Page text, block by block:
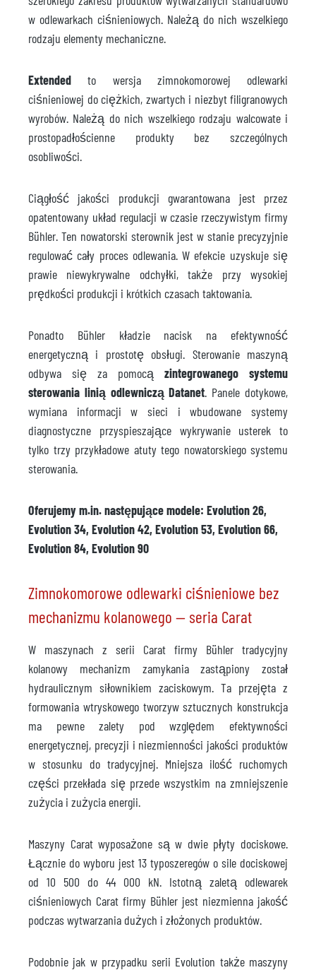
w odlewarkach ciśnieniowych. Należą do nich wszelkiego
rodzaju elementy mechaniczne.
Extended to wersja zimnokomorowej odlewarki
ciśnieniowej do ciężkich, zwartych i niezbyt filigranowych
wyrobów. Należą do nich wszelkiego rodzaju walcowate i
prostopadłościenne produkty bez szczególnych
osobliwości.
Ciągłość jakości produkcji gwarantowana jest przez
opatentowany układ regulacji w czasie rzeczywistym firmy
Bühler. Ten nowatorski sterownik jest w stanie precyzyjnie
regulować cały proces odlewania. W efekcie uzyskuje się
prawie niewykrywalne odchyłki, także przy wysokiej
prędkości produkcji i krótkich czasach taktowania.
Ponadto Bühler kładzie nacisk na efektywność
energetyczną i prostotę obsługi. Sterowanie maszyną
odbywa się za pomocą zintegrowanego systemu
sterowania linią odlewniczą Datanet. Panele dotykowe,
wymiana informacji w sieci i wbudowane systemy
diagnostyczne przyspieszające wykrywanie usterek to
tylko trzy przykładowe atuty tego nowatorskiego systemu
sterowania.
Oferujemy m.in. następujące modele: Evolution 26,
Evolution 34, Evolution 42, Evolution 53, Evolution 66,
Evolution 84, Evolution 90
Zimnokomorowe odlewarki ciśnieniowe bez
mechanizmu kolanowego — seria Carat
W maszynach z serii Carat firmy Bühler tradycyjny
kolanowy mechanizm zamykania zastąpiony został
hydraulicznym siłownikiem zaciskowym. Ta przejęta z
formowania wtryskowego tworzyw sztucznych konstrukcja
ma pewne zalety pod względem efektywności
energetycznej, precyzji i niezmienności jakości produktów
w stosunku do tradycyjnej. Mniejsza ilość ruchomych
części przekłada się przede wszystkim na zmniejszenie
zużycia i zużycia energii.
Maszyny Carat wyposażone są w dwie płyty dociskowe.
Łącznie do wyboru jest 13 typoszeregów o sile dociskowej
od 10 500 do 44 000 kN. Istotną zaletą odlewarek
ciśnieniowych Carat firmy Bühler jest niezmienna jakość
podczas wytwarzania dużych i złożonych produktów.
Podobnie jak w przypadku serii Evolution także maszyny